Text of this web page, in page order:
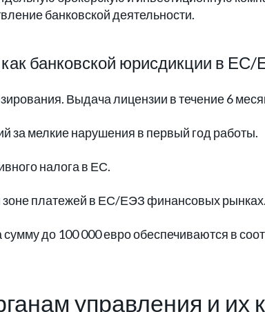
банковской деятельности.
банковской юрисдикции в
Выдача лицензии в течение 6
за мелкие нарушения в первый год работы.
налога в ЕС.
зоне платежей в ЕС/ЕЭЗ финансовых рынках.
до 100 000 евро обеспечиваются в
управления и их